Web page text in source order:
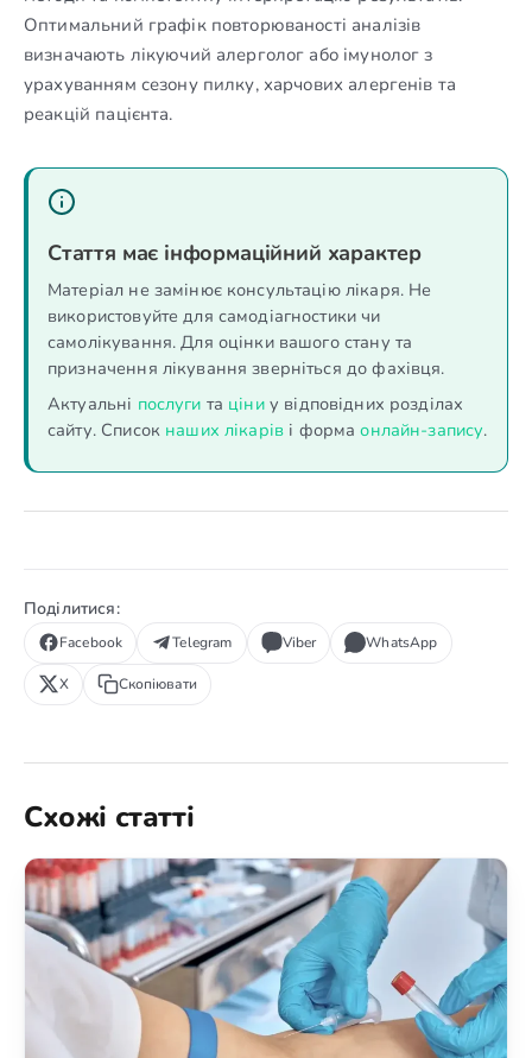
Оптимальний графік повторюваності аналізів
визначають лікуючий алерголог або імунолог з
урахуванням сезону пилку, харчових алергенів та
реакцій пацієнта.
Стаття має інформаційний характер
Матеріал не замінює консультацію лікаря. Не
використовуйте для самодіагностики чи
самолікування. Для оцінки вашого стану та
призначення лікування зверніться до фахівця.
Актуальні послуги та ціниу відповідних розділах
сайту. Список наших лікарів і формаонлайн-запису.
Поділитися:
Facebook Telegram Viber WhatsApp
X Скопіювати
Схожі статті